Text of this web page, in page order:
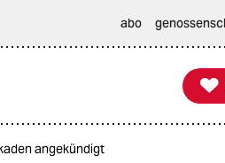
abo

taz
angekündigt